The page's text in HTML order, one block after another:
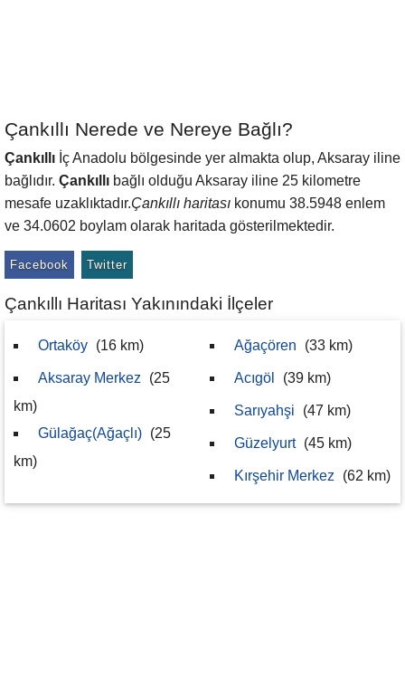
Çankıllı Nerede ve Nereye Bağlı?
Çankıllı İç Anadolu bölgesinde yer almakta olup, Aksaray iline
bağlıdır. Çankıllı bağlı olduğu Aksaray iline 25 kilometre
mesafe uzaklıktadır.Çankıllı haritası konumu 38.5948 enlem
ve 34.0602 boylam olarak haritada gösterilmektedir.
Facebook Twitter
Çankıllı Haritası Yakınındaki İlçeler
Ortaköy (16 km)
Aksaray Merkez
(25
km)
Gülağaç(Ağaçlı) (25
km)
Ağaçören (33 km)
Acıgöl (39 km)
Sarıyahşi (47 km)
Güzelyurt (45 km)
Kırşehir Merkez (62 km)